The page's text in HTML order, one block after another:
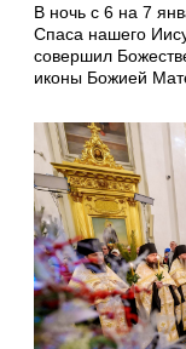
В ночь с 6 на 7
Спаса нашего
совершил
иконы Божией